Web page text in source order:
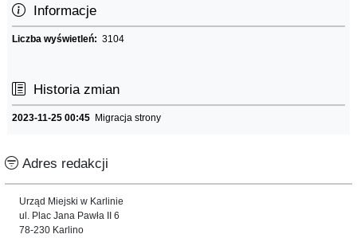
Informacje
Liczba wyświetleń: 3104
Historia zmian
2023-11-25 00:45 Migracja strony
Adres redakcji
Urząd Miejski w Karlinie
ul. Plac Jana Pawła II 6
78-230 Karlino